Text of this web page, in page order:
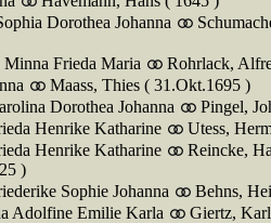
Dorothea Johanna
Frieda Maria
Rohrlack,
Maass, Thies ( 31.Okt.1695 )
Dorothea Johanna
Pingel,
Henrike Katharine
Utess,
Henrike Katharine
Reincke,
)
Sophie Johanna
Behns,
Adolfine Emilie Karla
Giertz,